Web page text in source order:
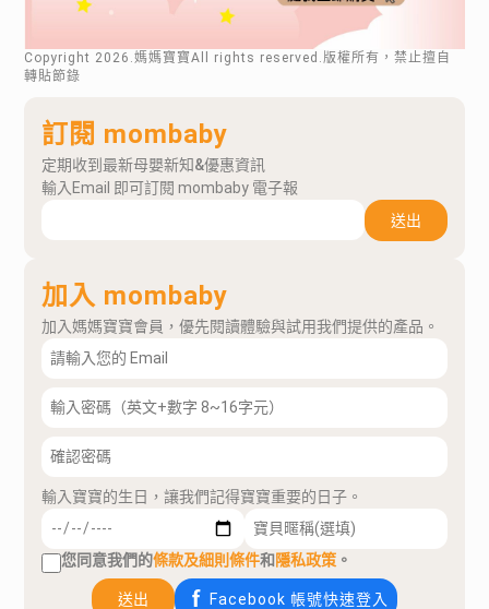
Copyright 2026 .媽媽寶寶All rights reserved.版權所有，禁止擅自
轉貼節錄
訂閱 mombaby
定期收到最新母嬰新知&優惠資訊
輸入Email 即可訂閱 mombaby 電子報
送出
加入 mombaby
加入媽媽寶寶會員，優先閱讀體驗與試用我們提供的產品。
輸入寶寶的生日，讓我們記得寶寶重要的日子。
您同意我們的條款及細則條件和隱私政策 。
送出 Facebook 帳號快速登入